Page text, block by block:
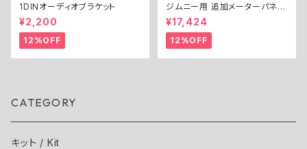
1DINオーディオブラケット
¥2,200
12%OFF
ジムニー用 追加メーターパネル
キット（Φ52） ／ EXTRA GAU
GE PANEL KIT for Jimny (Φ
52)
¥17,424
12%OFF
CATEGORY
キット / Kit